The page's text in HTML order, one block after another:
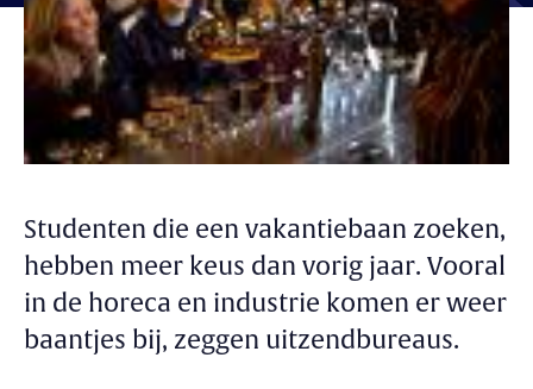
Studenten die een vakantiebaan zoeken,
hebben meer keus dan vorig jaar. Vooral
in de horeca en industrie komen er weer
baantjes bij, zeggen uitzendbureaus.